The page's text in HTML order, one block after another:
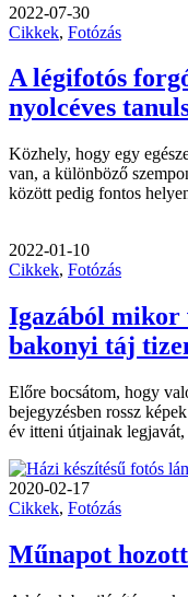
2022-07-30
Cikkek, Fotózás
A légifotós
nyolcéves
Közhely, hogy egy
van, a különböző
között pedig fontos
2022-01-10
Cikkek, Fotózás
Igazából mikor
bakonyi táj
Előre bocsátom, hogy
bejegyzésben rossz
év itteni útjainak legjavát,
2020-02-17
Cikkek, Fotózás
Műnapot